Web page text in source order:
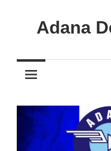
Adana
Demirspor
Nereye
Oraya